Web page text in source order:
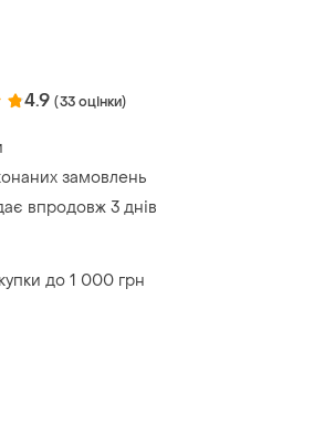
4.9 (33 оцінки)
замовлень
впродовж 3 днів
до 1 000 грн